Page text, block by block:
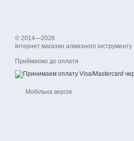
© 2014—2026
Інтернет магазин алмазного інструменту
Приймаємо до оплати
Мобільна версія